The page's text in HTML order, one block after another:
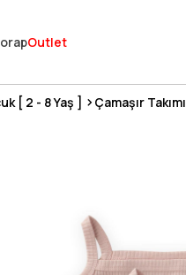
Outlet
[ 2 - 8 Yaş ] Çamaşır Takımı